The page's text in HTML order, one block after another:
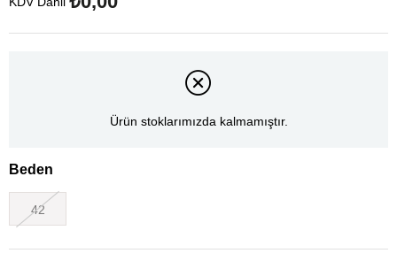
Ürün stoklarımızda kalmamıştır.
Beden
42